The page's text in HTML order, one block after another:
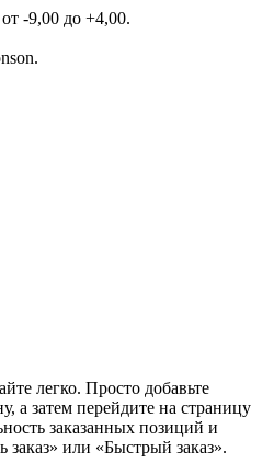
-9,00 до +4,00.
легко. Просто добавьте
а затем перейдите на страницу
заказанных позиций и
или «Быстрый заказ».